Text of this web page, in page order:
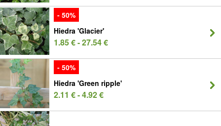
- 50%
Hiedra 'Glacier'
1.85 € - 27.54 €
- 50%
Hiedra 'Green ripple'
2.11 € - 4.92 €